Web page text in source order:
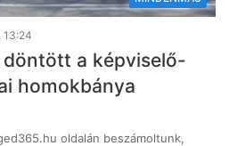
13:24
döntött a képviselő-
homokbánya
oldalán beszámoltunk,